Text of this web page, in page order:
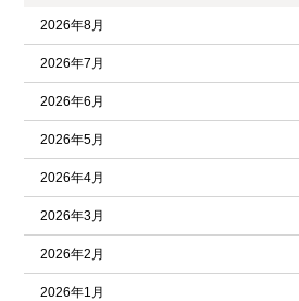
2026年8月
2026年7月
2026年6月
2026年5月
2026年4月
2026年3月
2026年2月
2026年1月